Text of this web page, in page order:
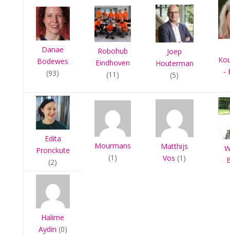
Danae
Bodewes
(93)
Robohub
Eindhoven
(11)
Joep
Houterman
(5)
-
Edita
Pronckute
(2)
Mourmans
(1)
Matthijs
Vos (1)
Halime
Aydin (0)